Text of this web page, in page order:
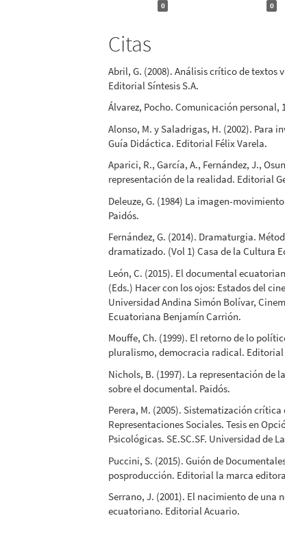
0 0
Citas
Abril, G. (2008). Análisis crítico de textos
Editorial Síntesis S.A.
Álvarez, Pocho. Comunicación personal,
Alonso, M. y Saladrigas, H. (2002). Para
Guía Didáctica. Editorial Félix Varela.
Aparici, R., García, A., Fernández, J.,
representación de la realidad. Editorial
Deleuze, G. (1984) La imagen-
Paidós.
Fernández, G. (2014). Dramaturgia.
dramatizado. (Vol 1) Casa de la Cultura
León, C. (2015). El documental
(Eds.) Hacer con los ojos: Estados del
Universidad Andina Simón Bolívar,
Ecuatoriana Benjamín Carrión.
Mouffe, Ch. (1999). El retorno de lo
pluralismo, democracia radical. Editorial
Nichols, B. (1997). La representación de
sobre el documental. Paidós.
Perera, M. (2005). Sistematización crítica
Representaciones Sociales. Tesis en
Psicológicas. SE.SC.SF. Universidad de
Puccini, S. (2015). Guión de
posproducción. Editorial la marca
Serrano, J. (2001). El nacimiento de una
ecuatoriano. Editorial Acuario.